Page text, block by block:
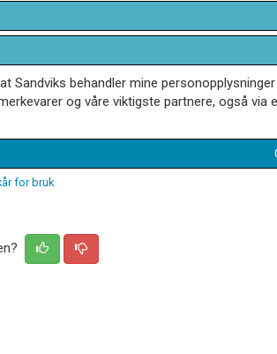
Sandviks behandler mine
og våre viktigste partnere, også
for bruk